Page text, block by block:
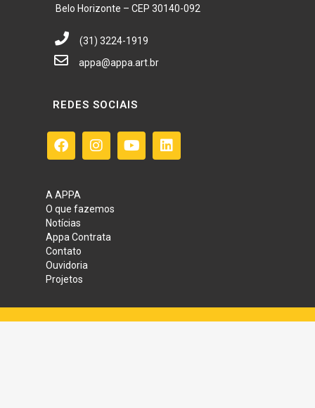
Belo Horizonte – CEP 30140-092
(31) 3224-1919
appa@appa.art.br
REDES SOCIAIS
A APPA
O que fazemos
Notícias
Appa Contrata
Contato
Ouvidoria
Projetos